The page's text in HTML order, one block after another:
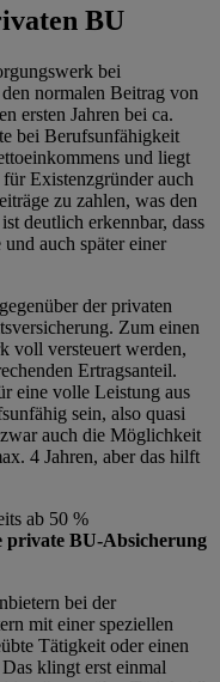
BU
bei
normalen Beitrag von
ersten Jahren bei ca.
bei Berufsunfähigkeit
und liegt
Existenzgründer auch
zu zahlen, was den
deutlich erkennbar, dass
auch später einer
der privaten
Zum einen
voll versteuert werden,
Ertragsanteil.
eine volle Leistung aus
sein, also quasi
auch die Möglichkeit
4 Jahren, aber das hilft
ab 50 %
private BU-Absicherung
bei der
mit einer speziellen
Tätigkeit oder einen
klingt erst einmal